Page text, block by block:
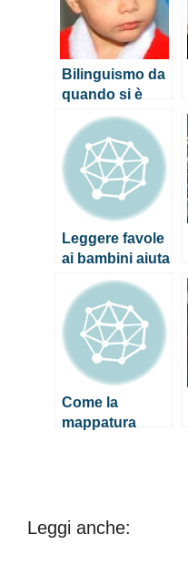
Bilinguismo da
quando si è
piccoli? Aiuta a
sviluppare
l’intelligenza
Leggere favole
ai bambini aiuta
a svilupparne il
linguaggio
Come la
mappatura
Leggi anche: